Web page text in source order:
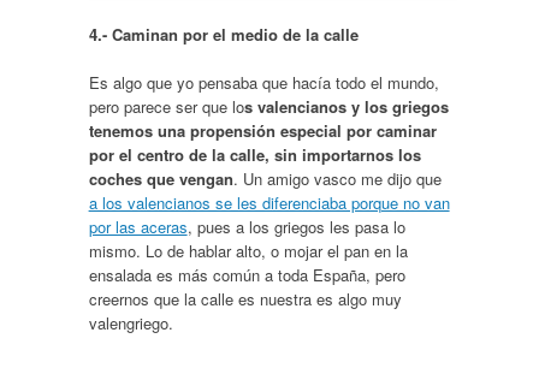
4.- Caminan por el medio de la calle
Es algo que yo pensaba que hacía todo el mundo,
pero parece ser que los valencianos y los griegos
tenemos una propensión especial por caminar
por el centro de la calle, sin importarnos los
coches que vengan. Un amigo vasco me dijo que
a los valencianos se les diferenciaba porque no van
por las aceras, pues a los griegos les pasa lo
mismo. Lo de hablar alto, o mojar el pan en la
ensalada es más común a toda España, pero
creernos que la calle es nuestra es algo muy
valengriego.